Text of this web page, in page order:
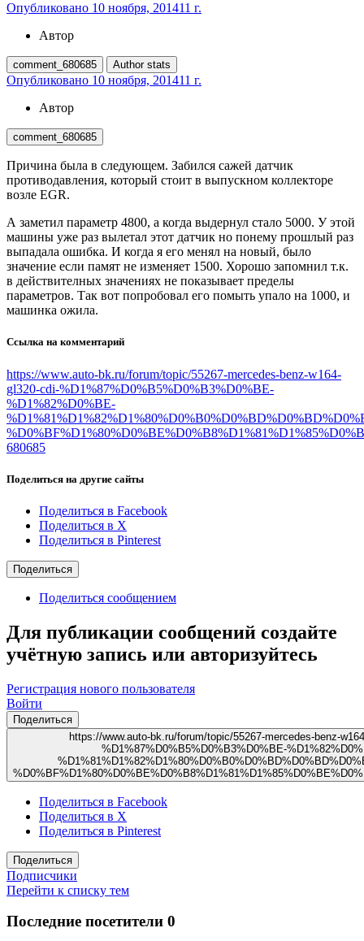
Опубликовано 10 ноября, 201411 г.
Автор
comment_680685 Author stats
Опубликовано 10 ноября, 201411 г.
Автор
comment_680685
Причина была в следующем. Забился сажей датчик
противодавления, который стоит в выпускном коллекторе
возле EGR.
А заметил параметр 4800, а когда выдернул стало 5000. У этой
машины уже раз вылетал этот датчик но понему прошлый раз
выпадала ошибка. И когда я его менял на новый, было
значение если памят не изменяет 1500. Хорошо запомнил т.к.
в действителных значениях не показывает пределы
параметров. Так вот попробовал его помыть упало на 1000, и
машинка ожила.
Ссылка на комментарий
https://www.auto-bk.ru/forum/topic/55267-mercedes-benz-w164-
gl320-cdi-%D1%87%D0%B5%D0%B3%D0%BE-
%D1%82%D0%BE-
680685
Поделиться на другие сайты
Поделиться в Facebook
Поделиться в X
Поделиться в Pinterest
Поделиться
Поделиться сообщением
Для публикации сообщений создайте
учётную запись или авторизуйтесь
Регистрация нового пользователя
Войти
Поделиться
https://www.auto-bk.ru/forum/topic/55267-mercedes-benz-
%D1%87%D0%B5%D0%B3%D0%BE-
Поделиться в Facebook
Поделиться в X
Поделиться в Pinterest
Поделиться
Подписчики
Перейти к списку тем
Последние посетители 0